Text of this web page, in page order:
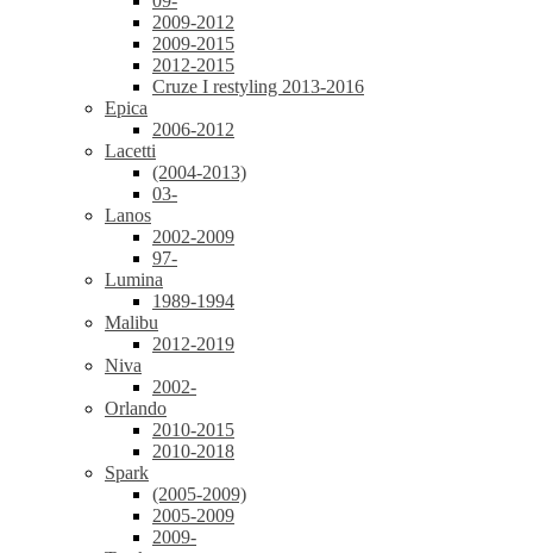
2009-2012
2009-2015
2012-2015
Cruze I restyling 2013-2016
Epica
2006-2012
Lacetti
(2004-2013)
03-
Lanos
2002-2009
97-
Lumina
1989-1994
Malibu
2012-2019
Niva
2002-
Orlando
2010-2015
2010-2018
Spark
(2005-2009)
2005-2009
2009-